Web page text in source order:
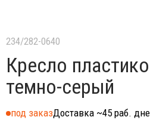
234/282-0640
Кресло
темно-серый
под заказДоставка ~45 раб.